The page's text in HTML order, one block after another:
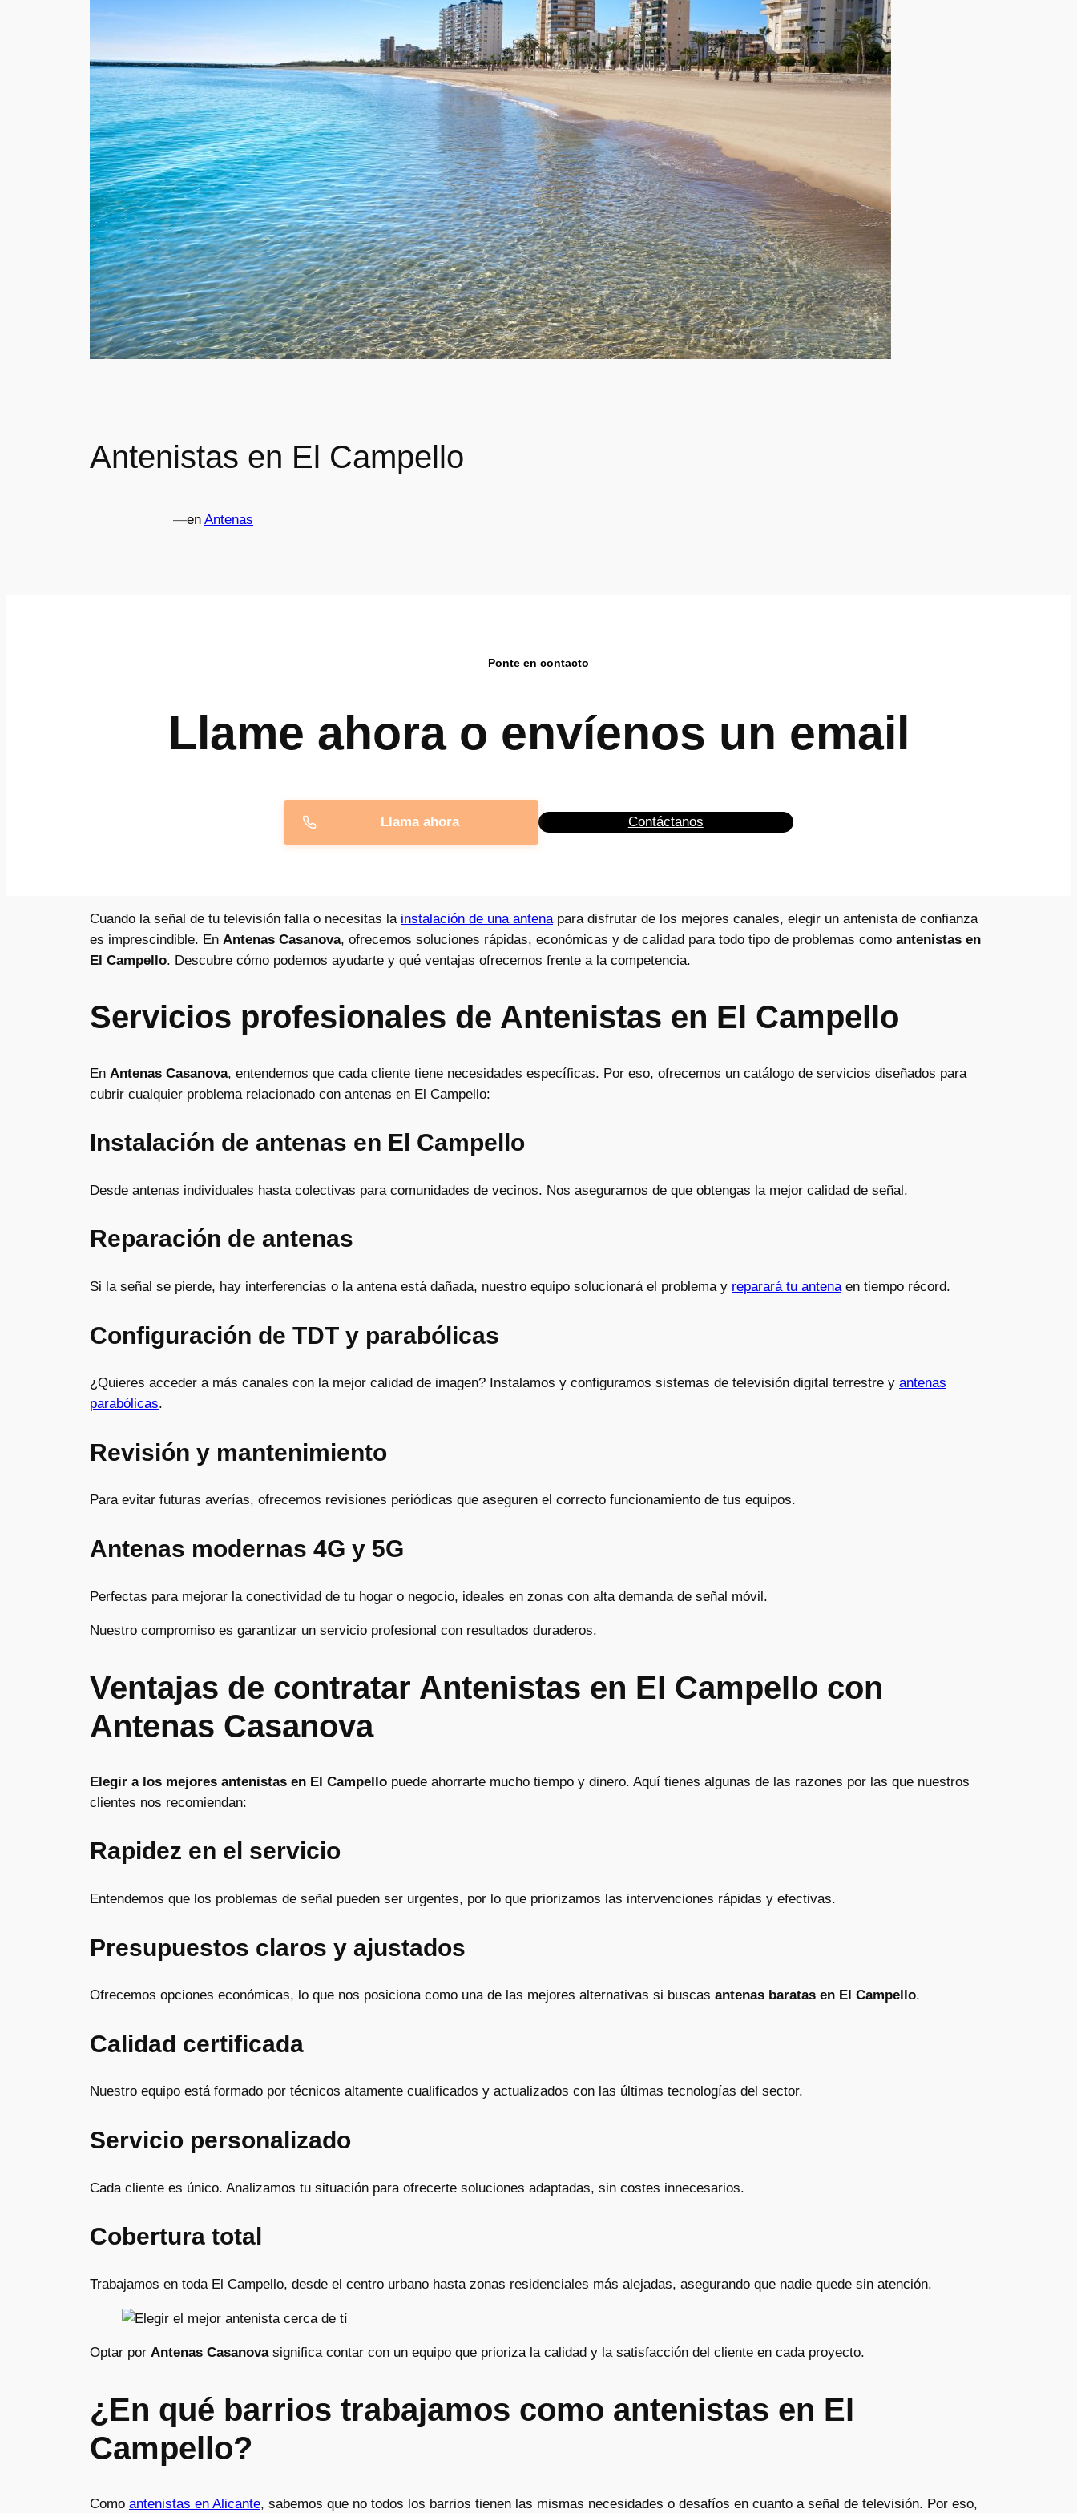
Antenistas en El Campello
—en Antenas
Ponte en contacto
Llame ahora o envíenos un email
Llama ahora Contáctanos
Cuando la señal de tu televisión falla o necesitas la instalación de una antenapara disfrutar de los mejores canales, elegir un antenista de confianza
es imprescindible. En Antenas Casanova, ofrecemos soluciones rápidas, económicas y de calidad para todo tipo de problemas como antenistas en
El Campello. Descubre cómo podemos ayudarte y qué ventajas ofrecemos frente a la competencia.
Servicios profesionales de Antenistas en El Campello
En Antenas Casanova, entendemos que cada cliente tiene necesidades específicas. Por eso, ofrecemos un catálogo de servicios diseñados para
cubrir cualquier problema relacionado con antenas en El Campello:
Instalación de antenas en El Campello
Desde antenas individuales hasta colectivas para comunidades de vecinos. Nos aseguramos de que obtengas la mejor calidad de señal.
Reparación de antenas
Si la señal se pierde, hay interferencias o la antena está dañada, nuestro equipo solucionará el problema y reparará tu antenaen tiempo récord.
Configuración de TDT y parabólicas
¿Quieres acceder a más canales con la mejor calidad de imagen? Instalamos y configuramos sistemas de televisión digital terrestre y antenas
parabólicas.
Revisión y mantenimiento
Para evitar futuras averías, ofrecemos revisiones periódicas que aseguren el correcto funcionamiento de tus equipos.
Antenas modernas 4G y 5G
Perfectas para mejorar la conectividad de tu hogar o negocio, ideales en zonas con alta demanda de señal móvil.
Nuestro compromiso es garantizar un servicio profesional con resultados duraderos.
Ventajas de contratar Antenistas en El Campello con
Antenas Casanova
Elegir a los mejores antenistas en El Campello puede ahorrarte mucho tiempo y dinero. Aquí tienes algunas de las razones por las que nuestros
clientes nos recomiendan:
Rapidez en el servicio
Entendemos que los problemas de señal pueden ser urgentes, por lo que priorizamos las intervenciones rápidas y efectivas.
Presupuestos claros y ajustados
Ofrecemos opciones económicas, lo que nos posiciona como una de las mejores alternativas si buscas antenas baratas en El Campello.
Calidad certificada
Nuestro equipo está formado por técnicos altamente cualificados y actualizados con las últimas tecnologías del sector.
Servicio personalizado
Cada cliente es único. Analizamos tu situación para ofrecerte soluciones adaptadas, sin costes innecesarios.
Cobertura total
Trabajamos en toda El Campello, desde el centro urbano hasta zonas residenciales más alejadas, asegurando que nadie quede sin atención.
Optar por Antenas Casanovasignifica contar con un equipo que prioriza la calidad y la satisfacción del cliente en cada proyecto.
¿En qué barrios trabajamos como antenistas en El
Campello?
Como antenistas en Alicante, sabemos que no todos los barrios tienen las mismas necesidades o desafíos en cuanto a señal de televisión. Por eso,